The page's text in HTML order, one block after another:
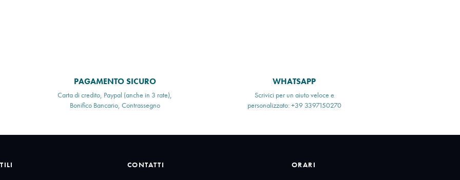
PAGAMENTO SICURO
Carta di credito, Paypal (anche in 3 rate),
Bonifico Bancario, Contrassegno
WHATSAPP
Scrivici per un aiuto veloce e
personalizzato: +39 3397150270
CONTATTI ORARI